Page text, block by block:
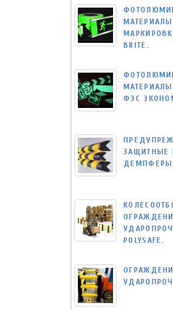
BRITE.
ФЭС
ЗАЩИТНЫЕ
ДЕМПФЕРЫ.
POLYSAFE.